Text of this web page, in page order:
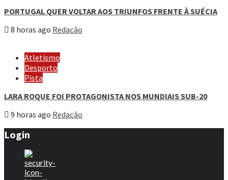
PORTUGAL QUER VOLTAR AOS TRIUNFOS FRENTE À SUÉCIA
8 horas ago Redação
Atletismo
Desporto
Pista
LARA ROQUE FOI PROTAGONISTA NOS MUNDIAIS SUB-20
9 horas ago Redação
Login